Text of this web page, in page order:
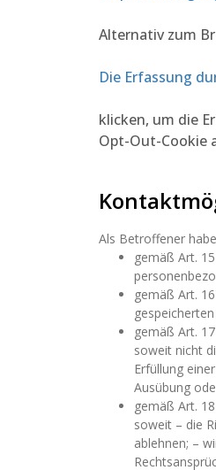
Alternativ zum
Die Erfassung
klicken, um die
Opt-Out-Cookie
Als Betroffener
gemäß Art.
gemäß Art.
gemäß Art.
soweit nicht
Erfüllung
Ausübung
gemäß Art.
soweit – die
ablehnen; –